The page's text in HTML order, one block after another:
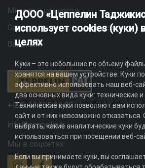
Миссия и ценности
Социальная ответственность
Вакансии
+992 44 625 11 22
info@zeppelin.tj
Мы в соцсетях:
ДООО «Цеппелин
использует cookies (куки)
целях
Куки – это небольшие по объему
хранятся на вашем устройстве. Куки
эффективно использовать наш веб-
два основных вида куки: технические и
Технические куки позволяют вам
сайт и от них невозможно
выбрать, какие аналитические куки
использоваться при посещении веб-
Если вы принимаете куки, вы